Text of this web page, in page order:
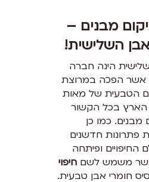
מבנים –
השלישית!
הינה חברה
אשר הפכה במרוצת
הטבעית של מאות
בכל הקשור
כמו כן
חדשנים
החיפויים ופיתחה
משמש לשםחיפוי
חומרי אבן טבעית.